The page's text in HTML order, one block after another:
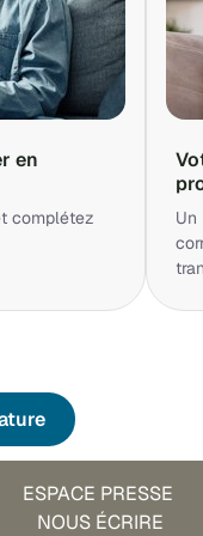
en
complétez
Un
ESPACE PRESSE
NOUS ÉCRIRE